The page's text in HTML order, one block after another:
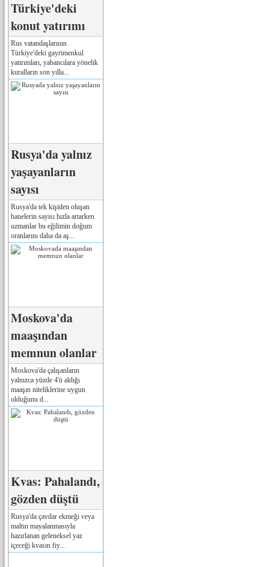
Türkiye'deki
konut yatırımı
Rus vatandaşlarının
Türkiye'deki gayrimenkul
yatırımları, yabancılara yönelik
kuralların son yılla...
Rusya'da yalnız
yaşayanların
sayısı
Rusya'da tek kişiden oluşan
hanelerin sayısı hızla artarken
uzmanlar bu eğilimin doğum
oranlarını daha da aş...
Moskova'da
maaşından
memnun olanlar
Moskova'da çalışanların
yalnızca yüzde 4'ü aldığı
maaşın niteliklerine uygun
olduğunu d...
Kvas: Pahalandı,
gözden düştü
Rusya'da çavdar ekmeği veya
maltın mayalanmasıyla
hazırlanan geleneksel yaz
içeceği kvasın fiy...